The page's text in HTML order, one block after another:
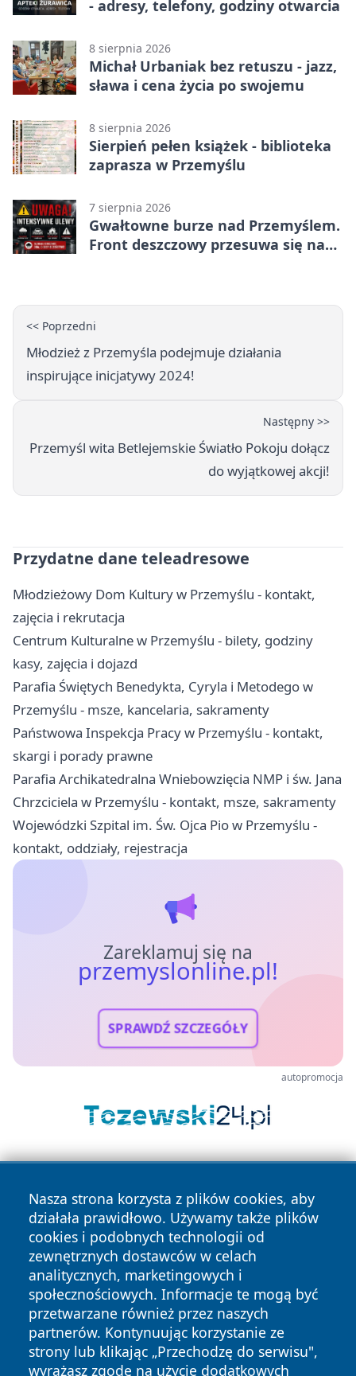
- adresy, telefony, godziny otwarcia
8 sierpnia 2026
Michał Urbaniak bez retuszu - jazz,
sława i cena życia po swojemu
8 sierpnia 2026
Sierpień pełen książek - biblioteka
zaprasza w Przemyślu
7 sierpnia 2026
Gwałtowne burze nad Przemyślem.
Front deszczowy przesuwa się na
<< Poprzedni
Młodzież z Przemyśla podejmuje działania
inspirujące inicjatywy 2024!
Następny >>
Przemyśl wita Betlejemskie Światło Pokoju dołącz
do wyjątkowej akcji!
Przydatne dane teleadresowe
Młodzieżowy Dom Kultury w Przemyślu - kontakt,
zajęcia i rekrutacja
Centrum Kulturalne w Przemyślu - bilety, godziny
kasy, zajęcia i dojazd
Parafia Świętych Benedykta, Cyryla i Metodego w
Przemyślu - msze, kancelaria, sakramenty
Państwowa Inspekcja Pracy w Przemyślu - kontakt,
skargi i porady prawne
Parafia Archikatedralna Wniebowzięcia NMP i św. Jana
Chrzciciela w Przemyślu - kontakt, msze, sakramenty
Wojewódzki Szpital im. Św. Ojca Pio w Przemyślu -
kontakt, oddziały, rejestracja
Zareklamuj się na
przemyslonline.pl!
SPRAWDŹ SZCZEGÓŁY
autopromocja
Nasza strona korzysta z plików cookies, aby
działała prawidłowo. Używamy także plików
cookies i podobnych technologii od
zewnętrznych dostawców w celach
analitycznych, marketingowych i
społecznościowych. Informacje te mogą być
przetwarzane również przez naszych
partnerów. Kontynuując korzystanie ze
strony lub klikając „Przechodzę do serwisu",
wyrażasz zgodę na użycie dodatkowych
Copyright © 2026 przemyslonline.pl Wszystkie prawa
zastrzeżone.
News Autorzy
Polityka
Prywatności
Polityka
Cookies